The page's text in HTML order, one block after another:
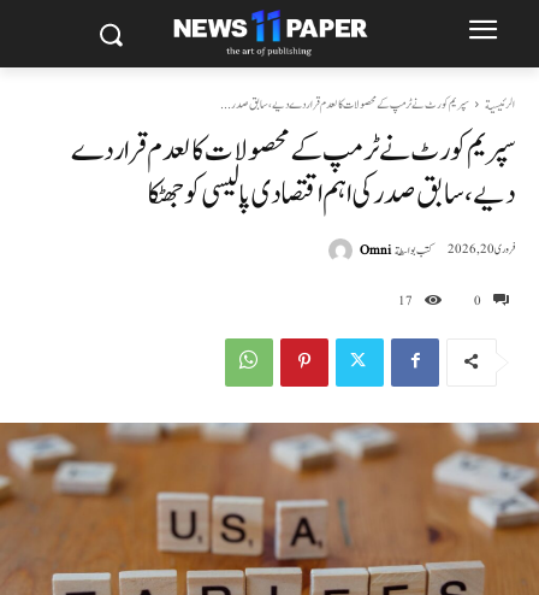
الرئيسية سپریم کورٹ نے ٹرمپ کے محصولات کالعدم قرار دے دیے، سابق صدر...
سپریم کورٹ نے ٹرمپ کے محصولات کالعدم قرار دے
دیے، سابق صدر کی اہم اقتصادی پالیسی کو جھٹکا
0
17
فروری 20, 2026 كتب بواسطةOmni